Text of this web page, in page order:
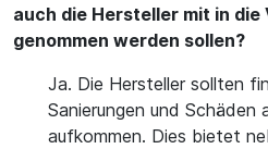
auch die Hersteller mit in
genommen werden sollen?
Ja. Die Hersteller sollten
Sanierungen und Schäden
aufkommen. Dies bietet